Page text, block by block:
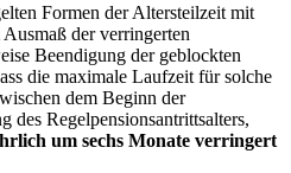
Formen der Altersteilzeit mit
der verringerten
Beendigung der geblockten
die maximale Laufzeit für solche
dem Beginn der
des Regelpensionsantrittsalters,
um sechs Monate verringert